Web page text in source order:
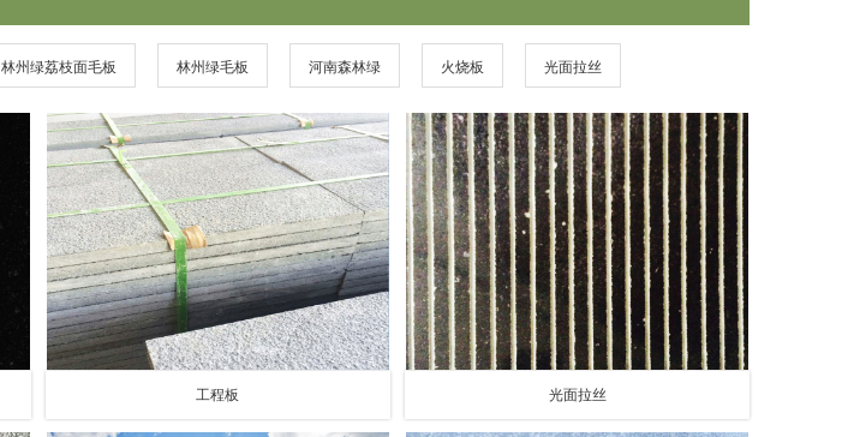
林州绿荔枝面毛板 林州绿毛板 河南森林绿 火烧板 光面拉丝
工程板 光面拉丝